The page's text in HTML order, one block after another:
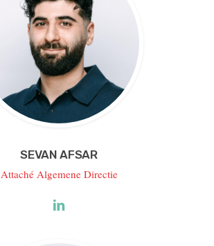
SEVAN AFSAR
Attaché Algemene Directie